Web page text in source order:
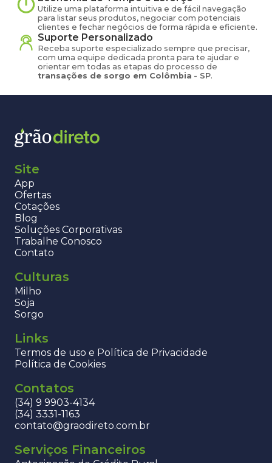
Utilize uma plataforma intuitiva e de fácil navegação
para listar seus produtos, negociar com potenciais
clientes e fechar negócios de forma rápida e eficiente.
Suporte Personalizado
Receba suporte especializado sempre que precisar,
com uma equipe dedicada pronta para te ajudar e
orientar em todas as etapas do processo de
transações de sorgo em Colômbia - SP.
Site
App
Ofertas
Cotações
Blog
Soluções Corporativas
Trabalhe Conosco
Contato
Culturas
Milho
Soja
Sorgo
Links
Termos de uso e Política de Privacidade
Política de Cookies
Contatos
(34) 9 9903-4134
(34) 3331-1163
contato@graodireto.com.br
Serviços Financeiros